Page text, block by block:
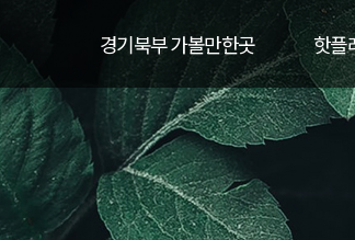
경기북부 가볼만한곳 핫플